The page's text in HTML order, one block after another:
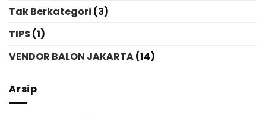
Tak Berkategori (3)
TIPS (1)
VENDOR BALON JAKARTA(14)
Arsip